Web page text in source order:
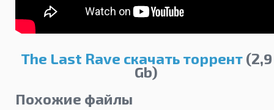
The Last Rave скачать торрент(2,9
Gb)
Похожие файлы